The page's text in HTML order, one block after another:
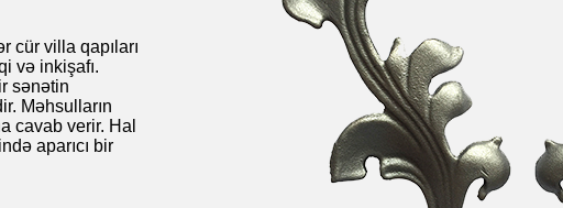
cür villa qapıları
və inkişafı.
sənətin
Məhsulların
cavab verir. Hal
aparıcı bir